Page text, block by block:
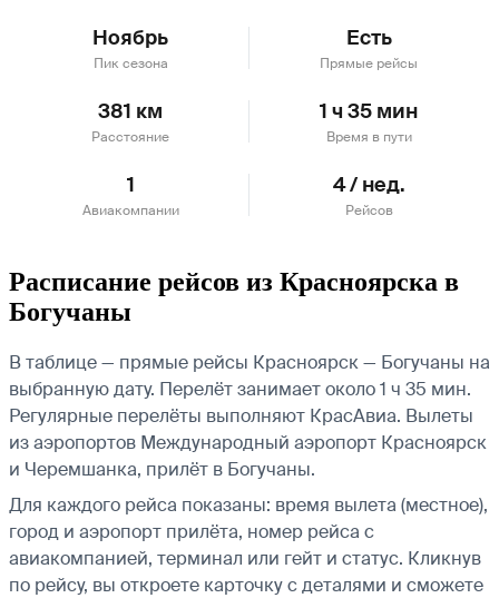
Ноябрь
Пик сезона
Есть
Прямые рейсы
381 км
Расстояние
1 ч 35 мин
Время в пути
1
Авиакомпании
4 / нед.
Рейсов
Расписание рейсов из Красноярска в
Богучаны
В таблице — прямые рейсы Красноярск — Богучаны на
выбранную дату. Перелёт занимает около 1 ч 35 мин.
Регулярные перелёты выполняют КрасАвиа. Вылеты
из аэропортов Международный аэропорт Красноярск
и Черемшанка, прилёт в Богучаны.
Для каждого рейса показаны: время вылета (местное),
город и аэропорт прилёта, номер рейса с
авиакомпанией, терминал или гейт и статус. Кликнув
по рейсу, вы откроете карточку с деталями и сможете